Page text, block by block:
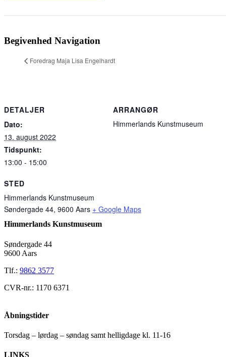
Begivenhed Navigation
Foredrag Maja Lisa Engelhardt
DETALJER
Dato:
13. august 2022
Tidspunkt:
13:00 - 15:00
STED
Himmerlands Kunstmuseum
Søndergade 44, 9600 Aars + Google Maps
ARRANGØR
Himmerlands Kunstmuseum
Himmerlands Kunstmuseum
Søndergade 44
9600 Aars
Tlf.: 9862 3577
CVR-nr.: 1170 6371
Åbningstider
Torsdag – lørdag – søndag samt helligdage kl. 11-16
LINKS